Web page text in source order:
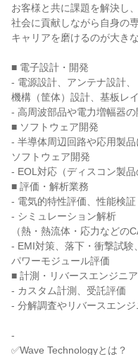
お客様と共に課題を解決し、
社会に貢献しながら自身の
キャリアを磨けるのが大き
■ 電子設計・開発
- 電源設計、アンテナ設計、
機構（筐体）設計、基板レ
- 高周波部品や電力増幅器の
■ ソフトウェア開発
- 半導体周辺回路や応用製品
ソフトウェア開発
- EOL対応（ディスコン製品
■ 評価・解析業務
- 電気的特性評価、性能検証
- シミュレーション解析
（熱・熱流体・応力などの
- EMI対策、落下・衝撃試験、
パワーモジュール評価
■ 計測・リバースエンジニ
- カスタム計測、受託評価
- 分解調査やリバースエン
-
✅Wave Technologyとは？